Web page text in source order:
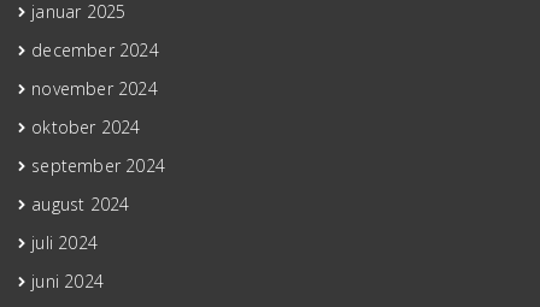
januar 2025
december 2024
november 2024
oktober 2024
september 2024
august 2024
juli 2024
juni 2024